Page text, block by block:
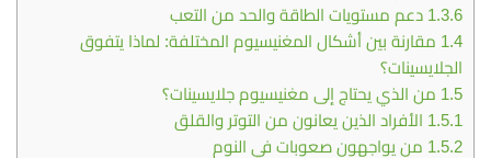
1.3.6 دعم مستويات الطاقة والحد من التعب
1.4 مقارنة بين أشكال المغنيسيوم المختلفة: لماذا يتفوق
الجلايسينات؟
1.5 من الذي يحتاج إلى مغنيسيوم جلايسينات؟
1.5.1 الأفراد الذين يعانون من التوتر والقلق
1.5.2 من يواجهون صعوبات في النوم